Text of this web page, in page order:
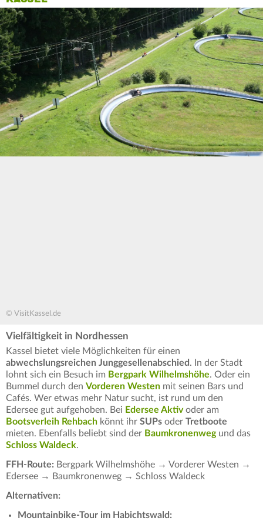
© VisitKassel.de
Vielfältigkeit in Nordhessen
Kassel bietet viele Möglichkeiten für einen
abwechslungsreichen Junggesellenabschied. In der Stadt
lohnt sich ein Besuch im Bergpark Wilhelmshöhe. Oder ein
Bummel durch den Vorderen Westen mit seinen Bars und
Cafés. Wer etwas mehr Natur sucht, ist rund um den
Edersee gut aufgehoben. Bei Edersee Aktivoder am
Bootsverleih Rehbach könnt ihr SUPs oder Tretboote
mieten. Ebenfalls beliebt sind der Baumkronenwegund das
Schloss Waldeck.
FFH-Route: Bergpark Wilhelmshöhe → Vorderer Westen →
Edersee → Baumkronenweg → Schloss Waldeck
Alternativen:
Mountainbike-Tour im Habichtswald: